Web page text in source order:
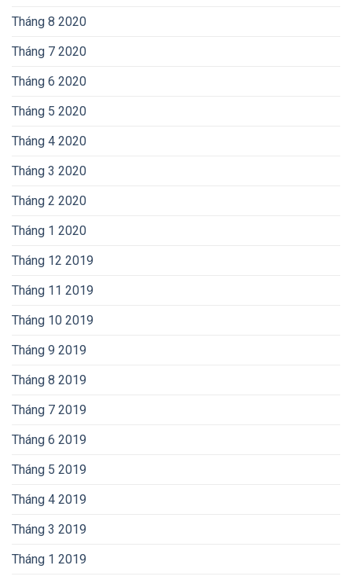
Tháng 8 2020
Tháng 7 2020
Tháng 6 2020
Tháng 5 2020
Tháng 4 2020
Tháng 3 2020
Tháng 2 2020
Tháng 1 2020
Tháng 12 2019
Tháng 11 2019
Tháng 10 2019
Tháng 9 2019
Tháng 8 2019
Tháng 7 2019
Tháng 6 2019
Tháng 5 2019
Tháng 4 2019
Tháng 3 2019
Tháng 1 2019